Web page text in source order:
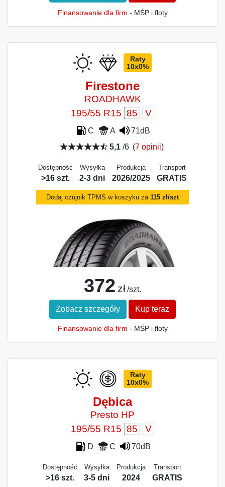
Finansowanie dla firm - MŚP i floty
Raty
10x0%
Firestone
ROADHAWK
195/55 R15 85 V
C A
71dB
5,1 /6 (7 opinii)
Dostępność
>16 szt.
Wysyłka
2-3 dni
Produkcja
2026/2025
Transport
GRATIS
Dodaj czujnik TPMS w koszyku za 115 zł/szt
372 zł /szt.
Zobacz szczegóły Kup teraz
Finansowanie dla firm - MŚP i floty
Raty
10x0%
Dębica
Presto HP
195/55 R15 85 V
D C 70dB
Dostępność
>16 szt.
Wysyłka
3-5 dni
Produkcja
2024
Transport
GRATIS